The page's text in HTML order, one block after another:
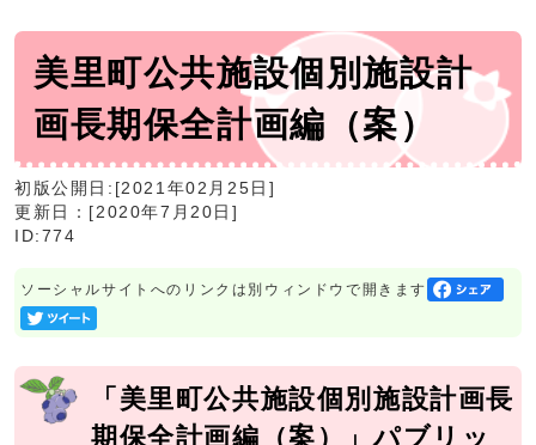
美里町公共施設個別施設計
画長期保全計画編（案）
初版公開日:[2021年02月25日]
更新日：[2020年7月20日]
ID:774
ソーシャルサイトへのリンクは別ウィンドウで開きます
「美里町公共施設個別施設計画長
期保全計画編（案）」パブリッ